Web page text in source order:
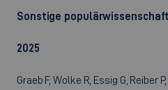
Sonstige
2025
Graeb F, Wolke R, Essig G, Reiber